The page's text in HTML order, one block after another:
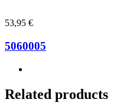
53,95 €
5060005
Related products